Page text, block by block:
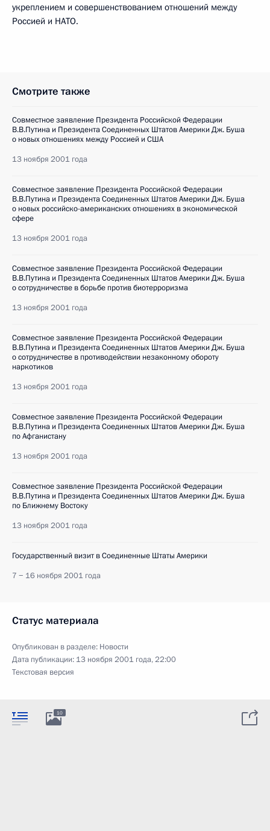
укреплением и совершенствованием отношений между
Россией и НАТО.
Смотрите также
Совместное заявление Президента Российской Федерации
В.В.Путина и Президента Соединенных Штатов Америки Дж. Буша
о новых отношениях между Россией и США
13 ноября 2001 года
Совместное заявление Президента Российской Федерации
В.В.Путина и Президента Соединенных Штатов Америки Дж. Буша
о новых российско-американских отношениях в экономической
сфере
13 ноября 2001 года
Совместное заявление Президента Российской Федерации
В.В.Путина и Президента Соединенных Штатов Америки Дж. Буша
о сотрудничестве в борьбе против биотерроризма
13 ноября 2001 года
Совместное заявление Президента Российской Федерации
В.В.Путина и Президента Соединенных Штатов Америки Дж. Буша
о сотрудничестве в противодействии незаконному обороту
наркотиков
13 ноября 2001 года
Совместное заявление Президента Российской Федерации
В.В.Путина и Президента Соединенных Штатов Америки Дж. Буша
по Афганистану
13 ноября 2001 года
Совместное заявление Президента Российской Федерации
В.В.Путина и Президента Соединенных Штатов Америки Дж. Буша
по Ближнему Востоку
13 ноября 2001 года
Государственный визит в Соединенные Штаты Америки
7 − 16 ноября 2001 года
Статус материала
Опубликован в разделе: Новости
Дата публикации: 13 ноября 2001 года, 22:00
Текстовая версия
10